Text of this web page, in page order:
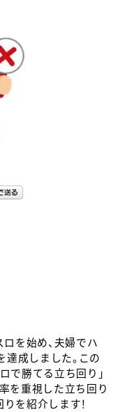
を始め、夫婦でハ
成しました。この
で勝てる立ち回り」
を重視した立ち回り
を紹介します！